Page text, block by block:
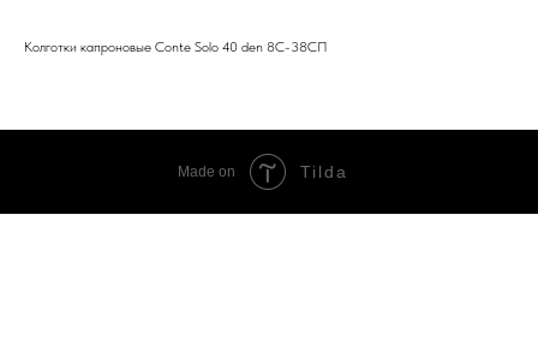
Колготки капроновые Conte Solo 40 den 8С-38СП
Made on Tilda